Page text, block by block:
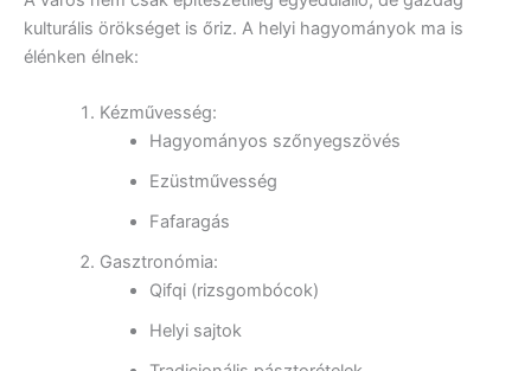
kulturális örökséget is őriz. A helyi hagyományok ma is
élénken élnek:
Kézművesség:
Hagyományos szőnyegszövés
Ezüstművesség
Fafaragás
Gasztronómia:
Qifqi (rizsgombócok)
Helyi sajtok